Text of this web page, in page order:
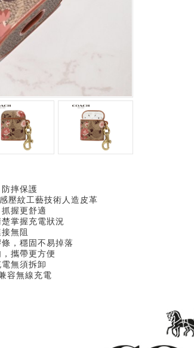
摔保護
壓紋工藝技術人造皮革
握更舒適
掌握充電狀況
無阻
，穩固不易掉落
攜帶更方便
無須拆卸
容無線充電